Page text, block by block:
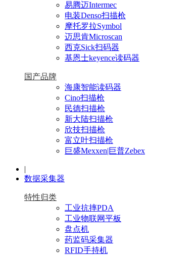
易腾迈Intermec
电装Denso扫描枪
摩托罗拉Symbol
迈思肯Microscan
西克Sick扫码器
基恩士keyence读码器
国产品牌
海康智能读码器
Cino扫描枪
民德扫描枪
新大陆扫描枪
欣技扫描枪
富立叶扫描枪
巨盛Mexxen|巨普Zebex
|
数据采集器
特性归类
工业抗摔PDA
工业物联网平板
盘点机
药监码采集器
RFID手持机